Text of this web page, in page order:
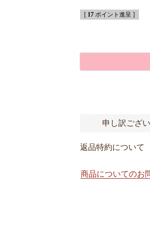
[ 17 ポイント進呈 ]
申し訳ござ
返品特約について
商品についてのお